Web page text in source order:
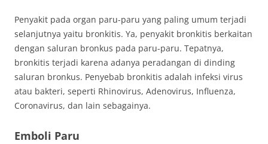
Penyakit pada organ paru-paru yang paling umum terjadi
selanjutnya yaitu bronkitis. Ya, penyakit bronkitis berkaitan
dengan saluran bronkus pada paru-paru. Tepatnya,
bronkitis terjadi karena adanya peradangan di dinding
saluran bronkus. Penyebab bronkitis adalah infeksi virus
atau bakteri, seperti Rhinovirus, Adenovirus, Influenza,
Coronavirus, dan lain sebagainya.
Emboli Paru